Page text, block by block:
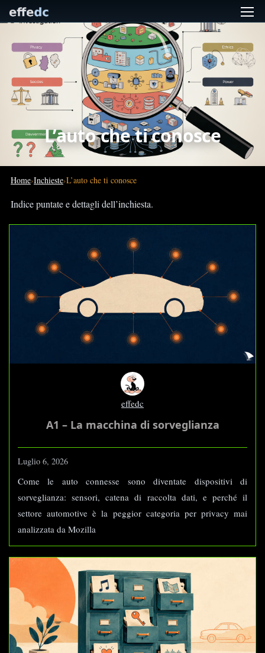
L’auto che ti conosce
Home Inchieste L’auto che ti conosce
Indice puntate e dettagli dell’inchiesta.
effedc
A1 – La macchina di sorveglianza
Luglio 6, 2026
Come le auto connesse sono diventate dispositivi di
sorveglianza: sensori, catena di raccolta dati, e perché il
settore automotive è la peggior categoria per privacy mai
analizzata da Mozilla